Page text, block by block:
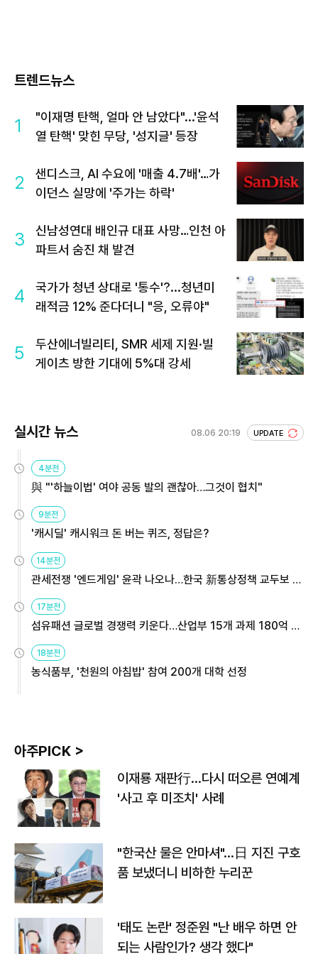
트렌드뉴스
1
"이재명 탄핵, 얼마 안 남았다"...'윤석
열 탄핵' 맞힌 무당, '성지글' 등장
2
샌디스크, AI 수요에 '매출 4.7배'…가
이던스 실망에 '주가는 하락'
3
신남성연대 배인규 대표 사망…인천 아
파트서 숨진 채 발견
4
국가가 청년 상대로 '통수'?...청년미
래적금 12% 준다더니 "응, 오류야"
5
두산에너빌리티, SMR 세제 지원·빌
게이츠 방한 기대에 5%대 강세
실시간 뉴스 08.06 20:19 UPDATE
4분전
與 "'하늘이법' 여야 공동 발의 괜찮아…그것이 협치"
9분전
'캐시딜' 캐시워크 돈 버는 퀴즈, 정답은?
14분전
관세전쟁 '엔드게임' 윤곽 나오나…한국 新통상정책 교두보 활
17분전
섬유패션 글로벌 경쟁력 키운다…산업부 15개 과제 180억 지
18분전
농식품부, '천원의 아침밥' 참여 200개 대학 선정
아주PICK >
이재룡 재판行…다시 떠오른 연예계
'사고 후 미조치' 사례
"한국산 물은 안마셔"…日 지진 구호
품 보냈더니 비하한 누리꾼
'태도 논란' 정준원 "난 배우 하면 안
되는 사람인가? 생각 했다"